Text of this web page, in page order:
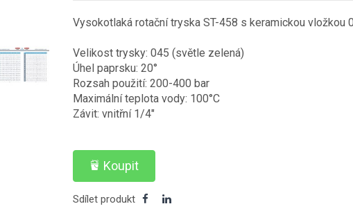
Vysokotlaká rotační tryska ST-458 s keramickou vložkou
Velikost trysky: 045 (světle zelená)
Úhel paprsku: 20°
Rozsah použití: 200-400 bar
Maximální teplota vody: 100°C
Závit: vnitřní 1/4"
Koupit
Sdílet produkt